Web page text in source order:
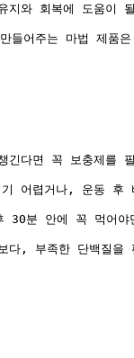
지와 회복에 도움
들어주는 마법 제품
긴다면 꼭 보충제
기 어렵거나, 운동
30분 안에 꼭 먹어
다, 부족한 단백질